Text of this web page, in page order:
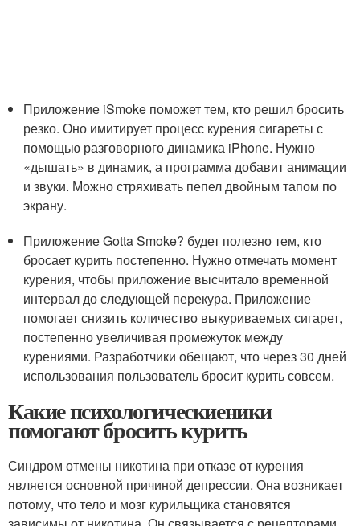
Приложение iSmoke поможет тем, кто решил бросить
резко. Оно имитирует процесс курения сигареты с
помощью разговорного динамика iPhone. Нужно
«дышать» в динамик, а программа добавит анимации
и звуки. Можно стряхивать пепел двойным тапом по
экрану.
Приложение Gotta Smoke? будет полезно тем, кто
бросает курить постепенно. Нужно отмечать момент
курения, чтобы приложение высчитало временной
интервал до следующей перекура. Приложение
помогает снизить количество выкуриваемых сигарет,
постепенно увеличивая промежуток между
курениями. Разработчики обещают, что через 30 дней
использования пользователь бросит курить совсем.
Какие психологическиеники
помогают бросить курить
Синдром отмены никотина при отказе от курения
является основной причиной депрессии. Она возникает
потому, что тело и мозг курильщика становятся